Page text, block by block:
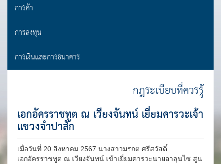
การค้า
การลงทุน
การเงินและการธนาคาร
กฎระเบียบที่ควรรู้
เอกอัครราชทูต ณ เวียงจันทน์ เยี่ยมคารวะเจ้า
แขวงจำปาสัก
เมื่อวันที่ 20 สิงหาคม 2567 นางสาวมรกต ศรีสวัสดิ์
เอกอัครราชทูต ณ เวียงจันทน์ เข้าเยี่ยมคารวะนายอาลุนไซ สูน